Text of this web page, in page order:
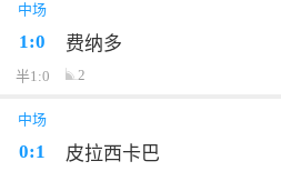
中场
1:0 费纳多
半1:0 2
中场
0:1 皮拉西卡巴